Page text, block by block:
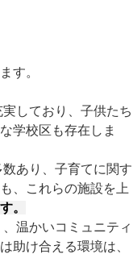
す。
しており、子供たち
学校区も存在しま
あり、子育てに関す
、これらの施設を上
。
温かいコミュニティ
助け合える環境は、